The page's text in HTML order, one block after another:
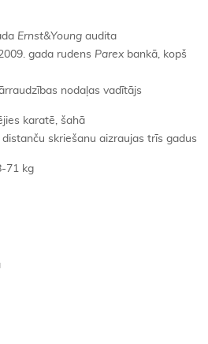
Ernst&Young audita
gada rudens Parex bankā, kopš
nodaļas vadītājs
karatē, šahā
skriešanu aizraujas trīs gadus
71 kg